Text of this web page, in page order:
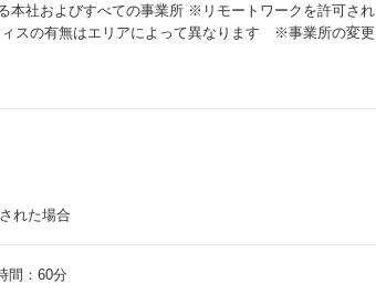
できます。
本社およびすべての事業所 ※リモートワークを許可され
スの有無はエリアによって異なります ※事業所の変更
れた場合
間：60分